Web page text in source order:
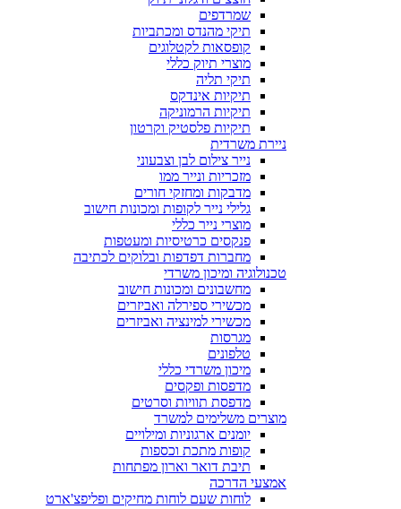
שמרדפים
תיקי מהנדס ומכתביות
קופסאות לקטלוגים
מוצרי תיוק כללי
תיקי תליה
תיקיות אינדקס
תיקיות הרמוניקה
תיקיות פלסטיק וקרטון
ניירת משרדית
נייר צילום לבן וצבעוני
מזכריות ונייר ממו
מדבקות ומחזקי חורים
גלילי נייר לקופות ומכונות חישוב
מוצרי נייר כללי
פנקסים כרטיסיות ומעטפות
מחברות דפדפות ובלוקים לכתיבה
טכנולוגיה ומיכון משרדי
מחשבונים ומכונות חישוב
מכשירי ספירלה ואביזרים
מכשירי למינציה ואביזרים
מגרסות
טלפונים
מיכון משרדי כללי
מדפסות ופקסים
מדפסת תוויות וסרטים
מוצרים משלימים למשרד
יומנים ארגוניות ומילויים
קופות מתכת וכספות
תיבת דואר וארון מפתחות
אמצעי הדרכה
לוחות שעם לוחות מחיקים ופליפצ'ארט